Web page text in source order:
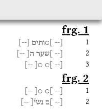
frg. 1
1
[-- ]○ותים --
2
[-- ]שער ה[ --]
3
[--
]○
○[
--]
frg. 2
1
[--
]○
○[
--]
2
[-- ]ם נשי֯[ --]